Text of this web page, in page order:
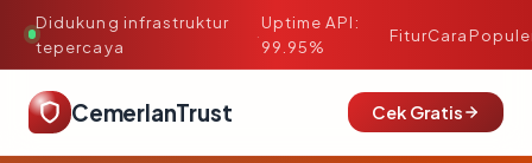
Didukung infrastruktur
tepercaya
·
Uptime API:
99.95%
FiturCara
CemerlanTrust Cek Gratis